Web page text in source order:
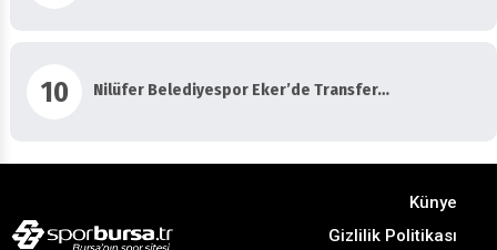
10 Nilüfer Belediyespor Eker’de Transfer…
Künye
Gizlilik Politikası